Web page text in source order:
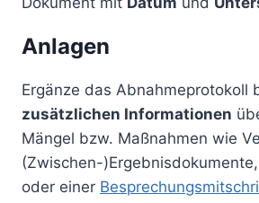
Anlagen
Ergänze das Abnahmeprotokoll
zusätzlichen Informationen
Mängel bzw. Maßnahmen wie
(Zwischen-
oder einer